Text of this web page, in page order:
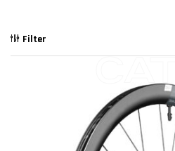
Filter